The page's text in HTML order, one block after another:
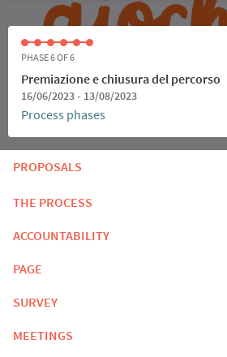
PHASE 6 OF 6
Premiazione e chiusura del percorso
16/06/2023 - 13/08/2023
Process phases
PROPOSALS
THE PROCESS
ACCOUNTABILITY
PAGE
SURVEY
MEETINGS